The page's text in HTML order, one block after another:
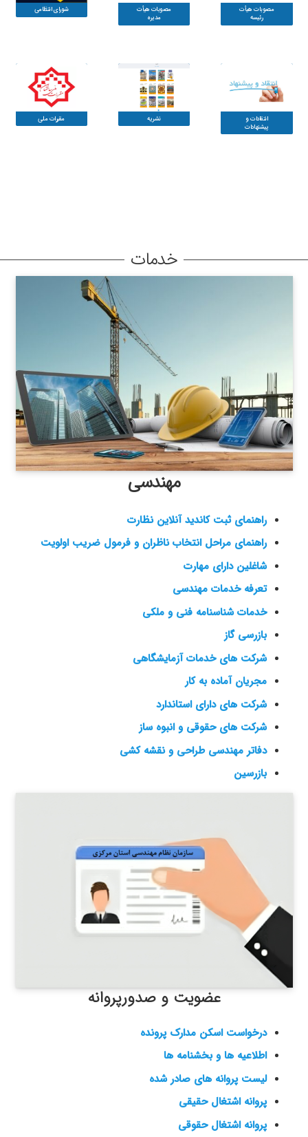
مصوبات هیأت
رئیسه
مصوبات هیأت
مدیره
شورای انتظامی
انتقادات و
پیشنهادات
نشریه مقررات ملی
خدمات
مهندسی
راهنمای ثبت کاندید آنلاین نظارت
راهنمای مراحل انتخاب ناظران و فرمول ضریب اولویت
شاغلین دارای مهارت
تعرفه خدمات مهندسی
خدمات شناسنامه فنی و ملکی
بازرسی گاز
شرکت های خدمات آزمایشگاهی
مجریان آماده به کار
شرکت های دارای استاندارد
شرکت های حقوقی و انبوه ساز
دفاتر مهندسی طراحی و نقشه کشی
بازرسین
عضویت و صدورپروانه
درخواست اسکن مدارک پرونده
اطلاعیه ها و بخشنامه ها
لیست پروانه های صادر شده
پروانه اشتغال حقیقی
پروانه اشتغال حقوقی